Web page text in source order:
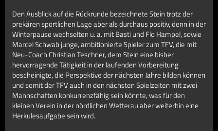
Den Ausblick auf die Rückrunde bezeichnete Stein trotz der
prekären sportlichen Lage aber als durchaus positiv, denn in der
Winterpause wechselten u. a. mit Basti und Flo Hampel, sowie
Marcel Schwab junge, ambitionierte Spieler zum TFV, die mit
Neu-Coach Christian Teschner, dem Stein eine bisher
hervorragende Tätigkeit in der laufenden Vorbereitung
bescheinigte, die Perspektive der nächsten Jahre bilden können
und somit der TFV auch in den nächsten Spielzeiten mit zwei
Mannschaften konkurrenzfähig sein könnte, was für den
kleinen Verein in der nördlichen Wetterau aber weiterhin eine
Herkulesaufgabe sein wird.